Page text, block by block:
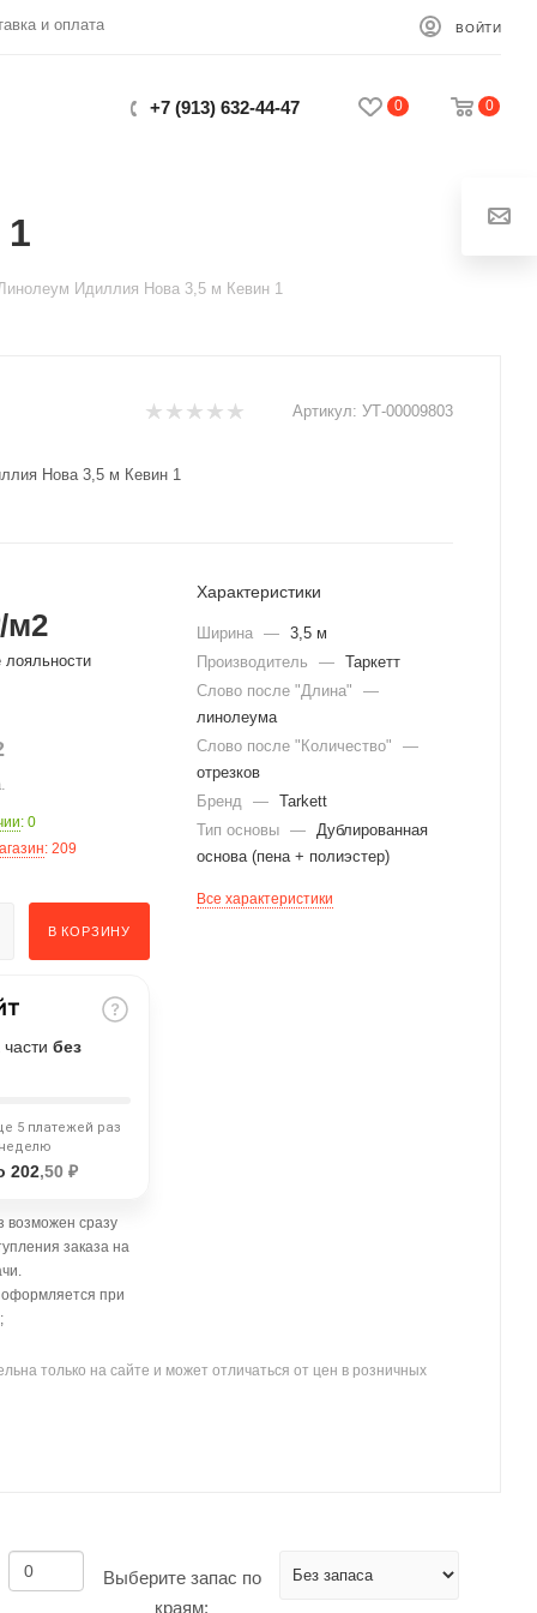
и оплата ВОЙТИ
0 0
+7 (913) 632-44-47
Идиллия Нова 3,5 м Кевин 1
Артикул: УТ-00009803
Нова 3,5 м Кевин 1
/м2
лояльности
: 0
: 209
В КОРЗИНУ
без
5 платежей раз
202,50 ₽
возможен сразу
заказа на
оформляется при
Характеристики
Ширина —
3,5 м
Производитель
—
Таркетт
Слово после "Длина"
—
линолеума
Слово после "Количество"
—
отрезков
Бренд —
Tarkett
Тип основы —
Дублированная
основа (пена + полиэстер)
Все характеристики
только на сайте и может отличаться от цен в розничных
Выберите запас по
краям: